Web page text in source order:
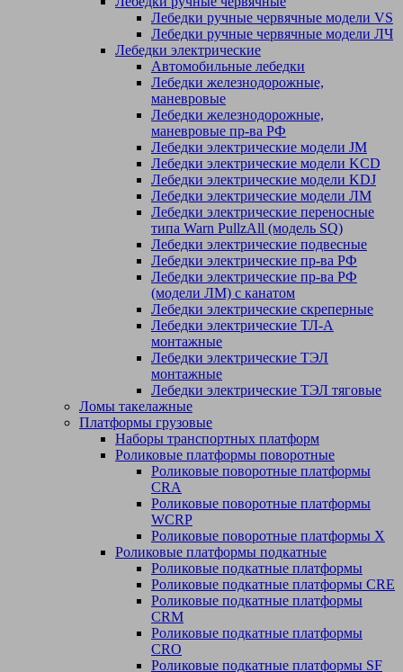
Лебедки ручные червячные модели VS
Лебедки ручные червячные модели ЛЧ
Лебедки электрические
Автомобильные лебедки
Лебедки железнодорожные,
маневровые
Лебедки железнодорожные,
маневровые пр-ва РФ
Лебедки электрические модели JM
Лебедки электрические модели KCD
Лебедки электрические модели KDJ
Лебедки электрические модели ЛМ
Лебедки электрические переносные
типа Warn PullzAll (модель SQ)
Лебедки электрические подвесные
Лебедки электрические пр-ва РФ
Лебедки электрические пр-ва РФ
(модели ЛМ) с канатом
Лебедки электрические скреперные
Лебедки электрические ТЛ-А
монтажные
Лебедки электрические ТЭЛ
монтажные
Лебедки электрические ТЭЛ тяговые
Ломы такелажные
Платформы грузовые
Наборы транспортных платформ
Роликовые платформы поворотные
Роликовые поворотные платформы
CRA
Роликовые поворотные платформы
WCRP
Роликовые поворотные платформы X
Роликовые платформы подкатные
Роликовые подкатные платформы
Роликовые подкатные платформы CRE
Роликовые подкатные платформы
CRM
Роликовые подкатные платформы
CRO
Роликовые подкатные платформы SF